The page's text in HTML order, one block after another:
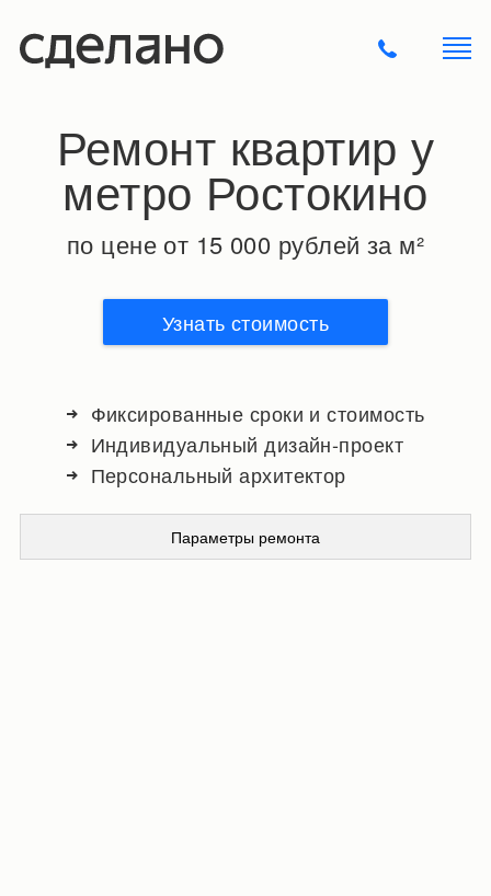
Ремонт квартир у
метро Ростокино
по цене от 15 000 рублей за м²
Узнать стоимость
Фиксированные сроки и стоимость
Индивидуальный дизайн-проект
Персональный архитектор
Параметры ремонта